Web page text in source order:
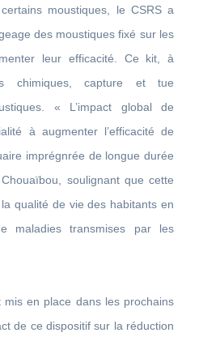
moustiques, le CSRS a
des moustiques fixé sur les
leur efficacité. Ce kit, à
chimiques, capture et tue
« L’impact global de
à augmenter l’efficacité de
imprégnrée de longue durée
soulignant que cette
qualité de vie des habitants en
maladies transmises par les
mis en place dans les prochains
de ce dispositif sur la réduction